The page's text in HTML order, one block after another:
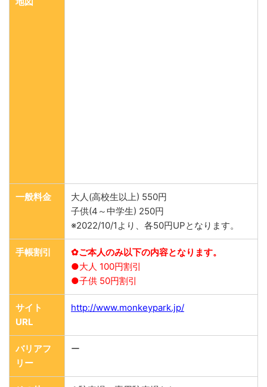
一般料金
大人(高校生以上) 550円
子供(4～中学生) 250円
※2022/10/1より、各50円UPとなります。
手帳割引
✿ご本人のみ以下の内容となります。
●大人 100円割引
●子供 50円割引
サイト
URL
http://www.monkeypark.jp/
バリアフ
リー
ー